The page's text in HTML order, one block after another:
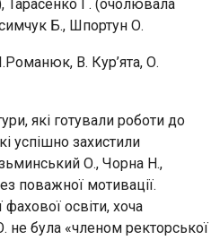
Тарасенко Г. (очолювала
Б., Шпортун О.
В. Кур’ята, О.
які готували роботи до
успішно захистили
О., Чорна Н.,
поважної мотивації.
освіти, хоча
не була «членом ректорської